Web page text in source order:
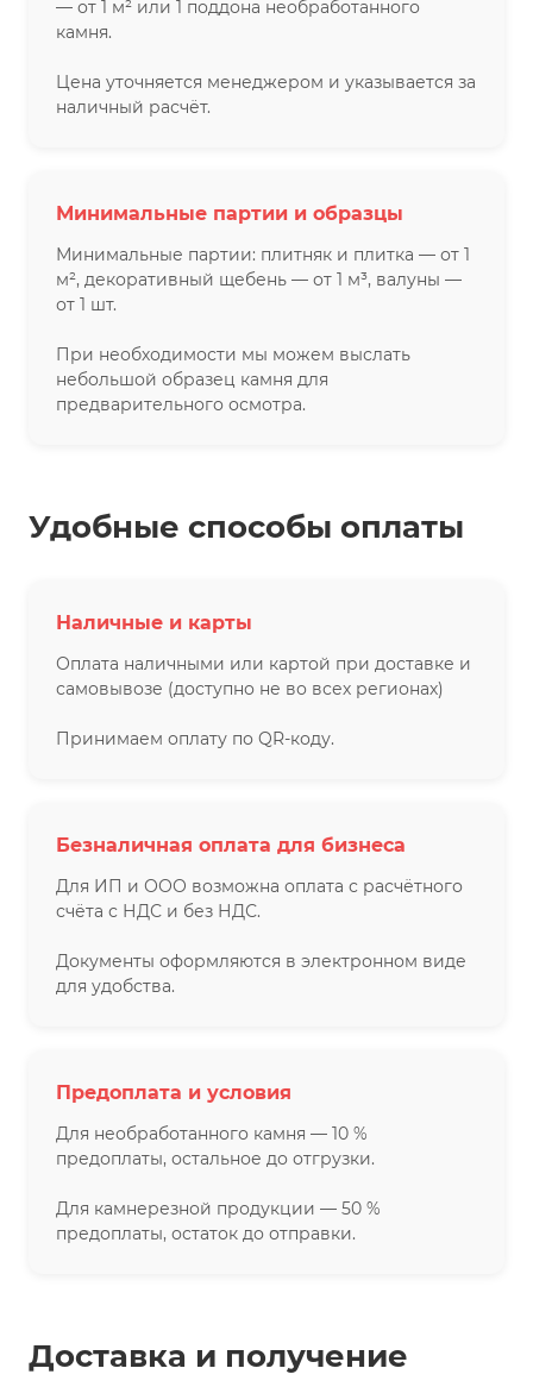
— от 1 м² или 1 поддона необработанного
камня.
Цена уточняется менеджером и указывается за
наличный расчёт.
Минимальные партии и образцы
Минимальные партии: плитняк и плитка — от 1
м², декоративный щебень — от 1 м³, валуны —
от 1 шт.
При необходимости мы можем выслать
небольшой образец камня для
предварительного осмотра.
Удобные способы оплаты
Наличные и карты
Оплата наличными или картой при доставке и
самовывозе (доступно не во всех регионах)
Принимаем оплату по QR-коду.
Безналичная оплата для бизнеса
Для ИП и ООО возможна оплата с расчётного
счёта с НДС и без НДС.
Документы оформляются в электронном виде
для удобства.
Предоплата и условия
Для необработанного камня — 10 %
предоплаты, остальное до отгрузки.
Для камнерезной продукции — 50 %
предоплаты, остаток до отправки.
Доставка и получение